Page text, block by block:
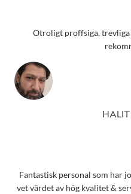
Otroligt proffsiga,
Fantastisk personal som har
vet värdet av hög kvalitet &